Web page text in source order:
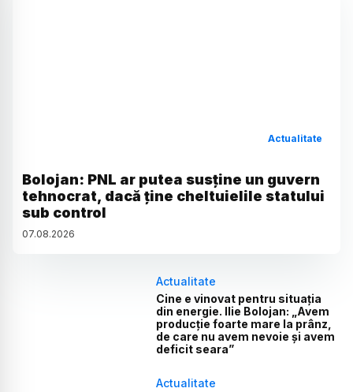
Actualitate
Bolojan: PNL ar putea susține un guvern
tehnocrat, dacă ține cheltuielile statului
sub control
07.08.2026
Actualitate
Cine e vinovat pentru situația
din energie. Ilie Bolojan: „Avem
producție foarte mare la prânz,
de care nu avem nevoie și avem
deficit seara”
Actualitate